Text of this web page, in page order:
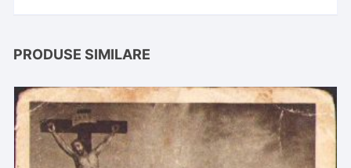
PRODUSE SIMILARE